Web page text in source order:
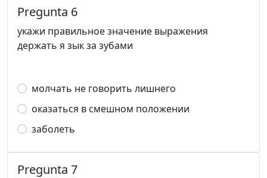
Pregunta 6
укажи правильное значение выражения
держать я зык за зубами
молчать не говорить лишнего
оказаться в смешном положении
заболеть
Pregunta 7